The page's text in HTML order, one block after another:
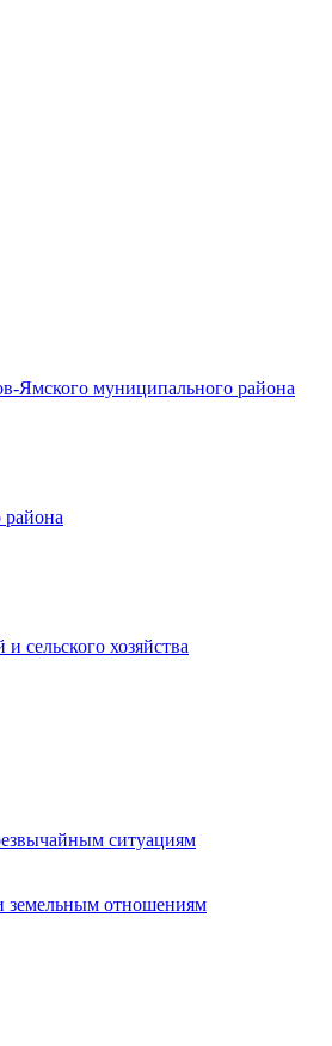
Ямского муниципального района
сельского хозяйства
ситуациям
земельным отношениям